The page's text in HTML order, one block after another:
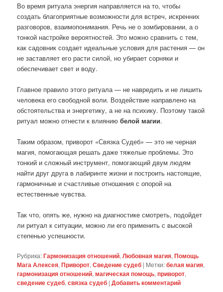
Во время ритуала энергия направляется на то, чтобы
создать благоприятные возможности для встреч, искренних
разговоров, взаимопонимания. Речь не о зомбировании, а о
тонкой настройке вероятностей. Это можно сравнить с тем,
как садовник создает идеальные условия для растения — он
не заставляет его расти силой, но убирает сорняки и
обеспечивает свет и воду.
Главное правило этого ритуала — не навредить и не лишить
человека его свободной воли. Воздействие направлено на
обстоятельства и энергетику, а не на психику. Поэтому такой
ритуал можно отнести к влияниюбелой магии.
Таким образом, приворот «Связка Судеб» — это не черная
магия, помогающая решать даже тяжелые проблемы. Это
тонкий и сложный инструмент, помогающий двум людям
найти друг друга в лабиринте жизни и построить настоящие,
гармоничные и счастливые отношения с опорой на
естественные чувства.
Так что, опять же, нужно на диагностике смотреть, подойдет
ли ритуал к ситуации, можно ли его применить с высокой
степенью успешности.
Рубрика:Гармонизация отношений,Любовная магия,Помощь
Мага Алексея,Приворот,Сведение судеб | Метки:белая магия,
гармонизация отношений,магическая помощь,приворот,
сведение судеб,связка судеб |Добавить комментарий